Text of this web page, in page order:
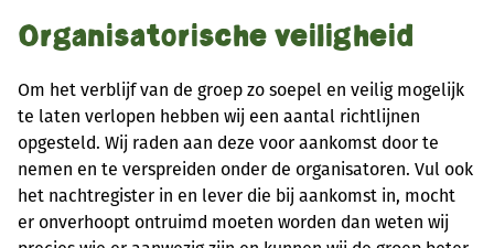
Organisatorische veiligheid
Om het verblijf van de groep zo soepel en veilig mogelijk
te laten verlopen hebben wij een aantal richtlijnen
opgesteld. Wij raden aan deze voor aankomst door te
nemen en te verspreiden onder de organisatoren. Vul ook
het nachtregister in en lever die bij aankomst in, mocht
er onverhoopt ontruimd moeten worden dan weten wij